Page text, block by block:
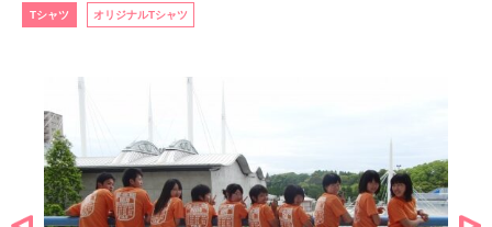
Tシャツ オリジナルTシャツ